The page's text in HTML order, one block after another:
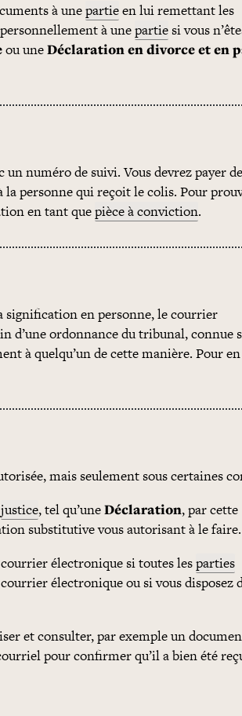
à unepartieen lui remettant les
à unepartiesi vous
ou uneDéclaration en divorce et en
numéro de suivi. Vous devrez payer
personne qui reçoit le colis. Pour
en tant quepièce à conviction.
signification en personne, le courrier
d’une ordonnance du tribunal, connue
à quelqu’un de cette manière. Pour
mais seulement sous certaines
justice, tel qu’uneDéclaration, par cette
substitutive vous autorisant à le faire.
électronique si toutes lesparties
électronique ou si vous disposez
et consulter, par exemple un
pour confirmer qu’il a bien été